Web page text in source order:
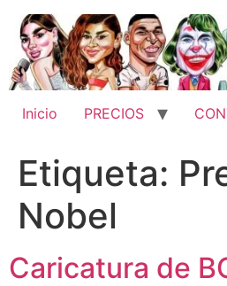
contenido
Inicio PRECIOS
Etiqueta:
Nobel
Caricatura de